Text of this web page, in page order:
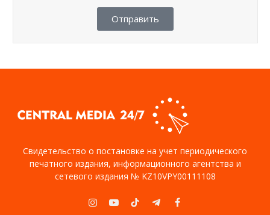
Отправить
Свидетельство о постановке на учет периодического
печатного издания, информационного агентства и
сетевого издания № KZ10VPY00111108
Instagram
YouTubeTikTokTelegramFacebook